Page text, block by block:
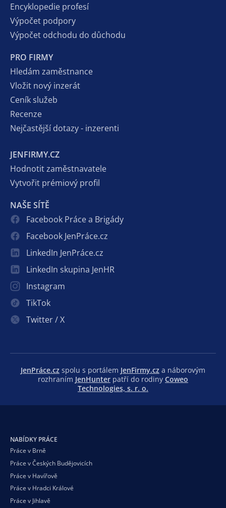
Encyklopedie profesí
Výpočet podpory
Výpočet odchodu do důchodu
PRO FIRMY
Hledám zaměstnance
Vložit nový inzerát
Ceník služeb
Recenze
Nejčastější dotazy - inzerenti
JENFIRMY.CZ
Hodnotit zaměstnavatele
Vytvořit prémiový profil
NAŠE SÍTĚ
Facebook Práce a Brigády
Facebook JenPráce.cz
LinkedIn JenPráce.cz
LinkedIn skupina JenHR
Instagram
TikTok
Twitter / X
JenPráce.cz spolu s portálem JenFirmy.cz a náborovým
rozhraním JenHunter patří do rodiny Coweo
Technologies, s. r. o.
NABÍDKY PRÁCE
Práce v Brně
Práce v Českých Budějovicích
Práce v Havířově
Práce v Hradci Králové
Práce v Jihlavě